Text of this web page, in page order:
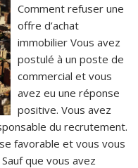
Comment refuser une
offre d’achat
immobilier Vous avez
postulé à un poste de
commercial et vous
avez eu une réponse
positive. Vous avez
du recrutement.
favorable et vous vous
que vous avez